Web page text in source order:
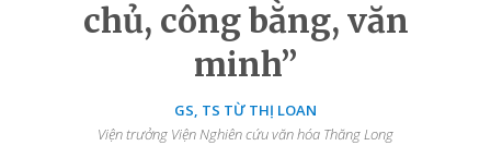
chủ, công bằng, văn
minh”
GS, TS TỪ THỊ LOAN
Viện trưởng Viện Nghiên cứu văn hóa Thăng Long